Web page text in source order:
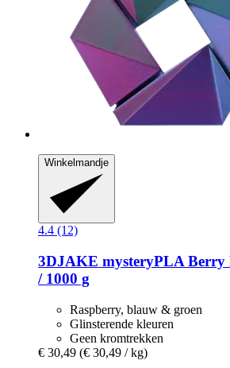
Winkelmandje
4.4 (12)
3DJAKE mysteryPLA Berry
/ 1000 g
Raspberry, blauw & groen
Glinsterende kleuren
Geen kromtrekken
€ 30,49 (€ 30,49 / kg)